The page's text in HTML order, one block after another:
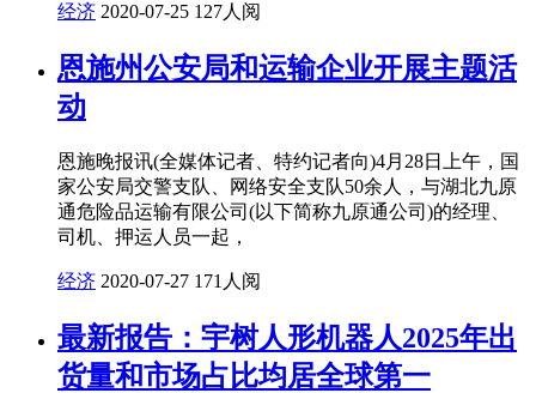
经济 2020-07-25 127人阅
恩施州公安局和运输企业开展主题活
动
恩施晚报讯(全媒体记者、特约记者向)4月28日上午，国
家公安局交警支队、网络安全支队50余人，与湖北九原
通危险品运输有限公司(以下简称九原通公司)的经理、
司机、押运人员一起，
经济 2020-07-27 171人阅
最新报告：宇树人形机器人2025年出
货量和市场占比均居全球第一